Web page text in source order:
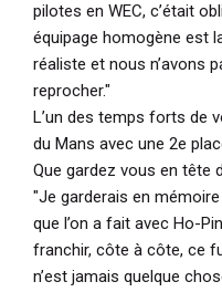
pilotes en WEC, c’était
équipage homogène est
réaliste et nous n’avons
reprocher."
L’un des temps forts de
du Mans avec une 2e
Que gardez vous en tête
"Je garderais en
que l’on a fait avec Ho-
franchir, côte à côte, ce
n’est jamais quelque